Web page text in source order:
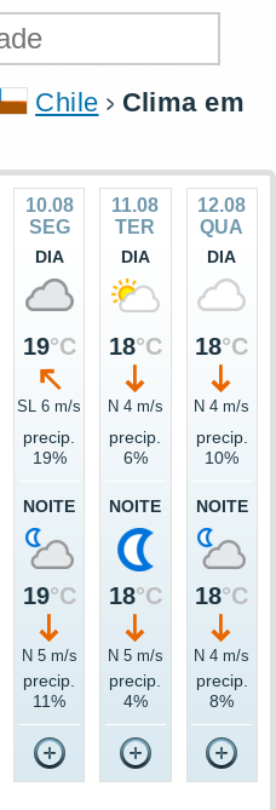
Chile
Clima em
10.08
SEG
DIA
19°C
SL 6 m/s
precip.
19%
NOITE
19°C
N 5 m/s
precip.
11%
11.08
TER
DIA
18°C
N 4 m/s
precip.
6%
NOITE
18°C
N 5 m/s
precip.
4%
12.08
QUA
DIA
18°C
N 4 m/s
precip.
10%
NOITE
18°C
N 4 m/s
precip.
8%